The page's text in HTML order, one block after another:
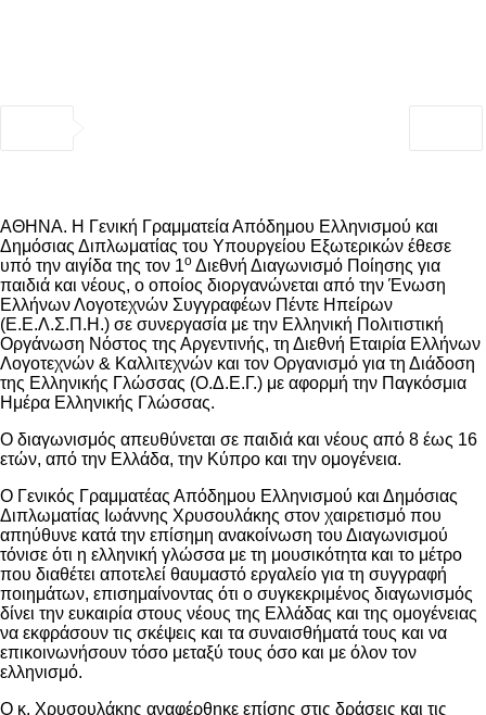
ΑΘΗΝΑ. Η Γενική Γραμματεία Απόδημου Ελληνισμού και
Δημόσιας Διπλωματίας του Υπουργείου Εξωτερικών έθεσε
υπό την αιγίδα της τον 1ο Διεθνή Διαγωνισμό Ποίησης για
παιδιά και νέους, ο οποίος διοργανώνεται από την Ένωση
Ελλήνων Λογοτεχνών Συγγραφέων Πέντε Ηπείρων
(Ε.Ε.Λ.Σ.Π.Η.) σε συνεργασία με την Ελληνική Πολιτιστική
Οργάνωση Νόστος της Αργεντινής, τη Διεθνή Εταιρία Ελλήνων
Λογοτεχνών & Καλλιτεχνών και τον Οργανισμό για τη Διάδοση
της Ελληνικής Γλώσσας (Ο.Δ.Ε.Γ.) με αφορμή την Παγκόσμια
Ημέρα Ελληνικής Γλώσσας.
Ο διαγωνισμός απευθύνεται σε παιδιά και νέους από 8 έως 16
ετών, από την Ελλάδα, την Κύπρο και την ομογένεια.
Ο Γενικός Γραμματέας Απόδημου Ελληνισμού και Δημόσιας
Διπλωματίας Ιωάννης Χρυσουλάκης στον χαιρετισμό που
απηύθυνε κατά την επίσημη ανακοίνωση του Διαγωνισμού
τόνισε ότι η ελληνική γλώσσα με τη μουσικότητα και το μέτρο
που διαθέτει αποτελεί θαυμαστό εργαλείο για τη συγγραφή
ποιημάτων, επισημαίνοντας ότι ο συγκεκριμένος διαγωνισμός
δίνει την ευκαιρία στους νέους της Ελλάδας και της ομογένειας
να εκφράσουν τις σκέψεις και τα συναισθήματά τους και να
επικοινωνήσουν τόσο μεταξύ τους όσο και με όλον τον
ελληνισμό.
Ο κ. Χρυσουλάκης αναφέρθηκε επίσης στις δράσεις και τις